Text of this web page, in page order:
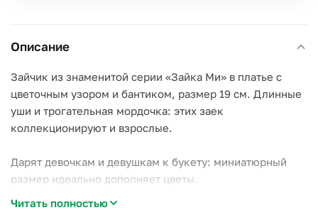
Описание
Зайчик из знаменитой серии «Зайка Ми» в платье с
цветочным узором и бантиком, размер 19 см. Длинные
уши и трогательная мордочка: этих заек
коллекционируют и взрослые.
Дарят девочкам и девушкам к букету: миниатюрный
размер идеально дополняет цветы.
Читать полностью